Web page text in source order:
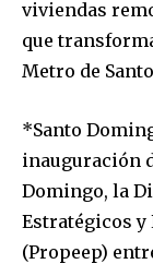
viviendas
que
Metro de
*Santo
inauguración
Domingo, la
Estratégicos y
(Propeep)